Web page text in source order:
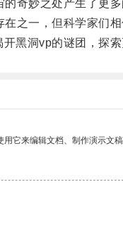
奇妙之处产生了更多
一，但科学家们相
洞vp的谜团，探索
它来编辑文档、制作演示文稿